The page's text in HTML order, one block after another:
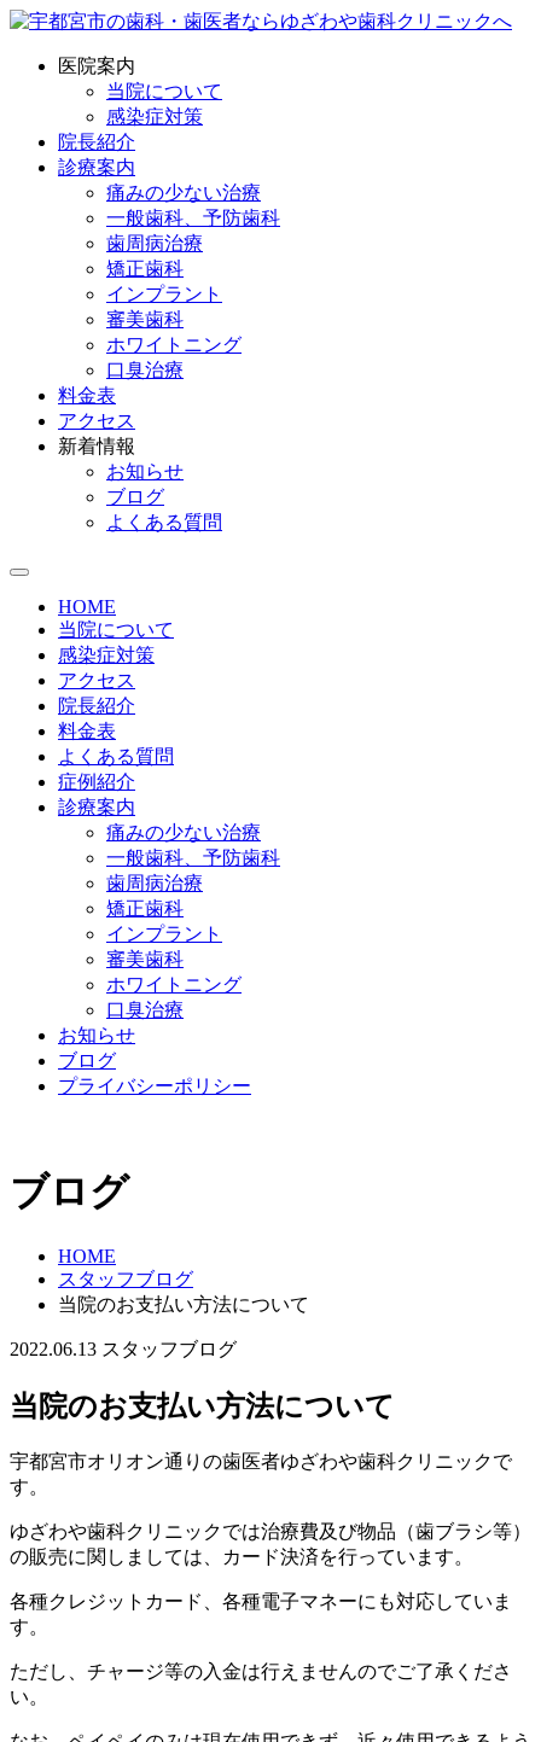
医院案内
当院について
感染症対策
院長紹介
診療案内
痛みの少ない治療
一般歯科、予防歯科
歯周病治療
矯正歯科
インプラント
審美歯科
ホワイトニング
口臭治療
料金表
アクセス
新着情報
お知らせ
ブログ
よくある質問
HOME
当院について
感染症対策
アクセス
院長紹介
料金表
よくある質問
症例紹介
診療案内
痛みの少ない治療
一般歯科、予防歯科
歯周病治療
矯正歯科
インプラント
審美歯科
ホワイトニング
口臭治療
お知らせ
ブログ
プライバシーポリシー
ブログ
HOME
スタッフブログ
当院のお支払い方法について
2022.06.13 スタッフブログ
当院のお支払い方法について
宇都宮市オリオン通りの歯医者ゆざわや歯科クリニックで
す。
ゆざわや歯科クリニックでは治療費及び物品（歯ブラシ等）
の販売に関しましては、カード決済を行っています。
各種クレジットカード、各種電子マネーにも対応していま
す。
ただし、チャージ等の入金は行えませんのでご了承くださ
い。